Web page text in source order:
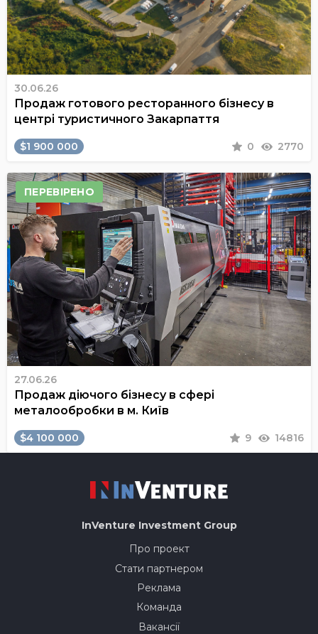
30.06.26
Продаж готового ресторанного бізнесу в
центрі туристичного Закарпаття
$1 900 000 0 2770
ПЕРЕВІРЕНО
27.06.26
Продаж діючого бізнесу в сфері
металообробки в м. Київ
$4 100 000 9 14816
InVenture Investment Group
Про проект
Стати партнером
Реклама
Команда
Вакансії